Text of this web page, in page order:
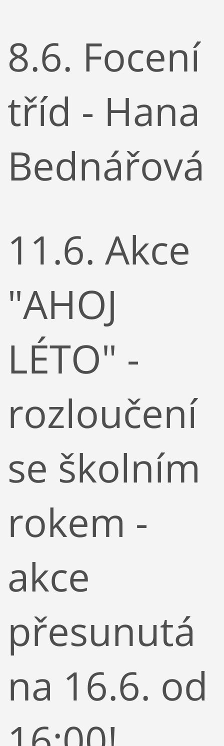
8.6. Focení
tříd - Hana
Bednářová
11.6. Akce
"AHOJ
LÉTO" -
rozloučení
se školním
rokem -
akce
přesunutá
na 16.6. od